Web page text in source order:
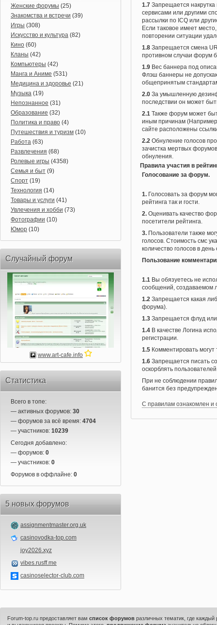
Женские форумы (25)
Знакомства и встречи (39)
Игры (308)
Искусство и культура (82)
Кино (60)
Кланы (42)
Компьютеры (42)
Манга и Аниме (531)
Медицина и здоровье (21)
Музыка (19)
Непознанное (31)
Образование (32)
Политика и право (4)
Путешествия и туризм (10)
Работа (63)
Развлечения (68)
Ролевые игры (4358)
Семья и быт (9)
Спорт (19)
Технология (14)
Товары и услуги (41)
Увлечения и хобби (73)
Фотографии (10)
Юмор (10)
Случайный форум
www.art-cafe.info
Статистика
Всего в топе:
— активных форумов: 30
— форумов за всё время: 4704
— участников: 10239
Сегодня добавлено:
— форумов: 0
— участников: 0
Форумов в оффлайне: 0
5 новых форумов
assignmentmaster.org.uk
casinovodka-top.com
joy2026.xyz
vibes.rusff.me
casinoselector-club.com
1.7 Запрещается накрутка
сервисами или другими
рассылки по ICQ или
Если таковое имеет
повторении ситуации
1.8 Запрещается смена
противном случаи форум
1.9 Вес баннера под
Флэш баннеры не
общепринятым
2.0 За умышленную
последствии он может
2.1 Также форум может
иным причинам
сайте расположены
2.2 Обнуление голосов
зачистка мертвых
обнуления.
Правила участия в
Голосование за форум.
1. Голосовать за форум
рейтинга так и гости.
2. Оценивать качество
посетители рейтинга.
3. Пользователи также
голосов. Стоимость смс
количество голосов в
Пользование
1.1 Вы обязуетесь не
сообщений, создаваемом
1.2 Запрещается какая
форума).
1.3 Запрещается флуд
1.4 В качестве Логина
регистрации.
1.5 Комментировать
1.6 Запрещается писать
оскорблять
При не соблюдении
банится без
С правилам ознакомлен и
Forum-top.ru предоставляет вамсписок форумов различных тематик, где